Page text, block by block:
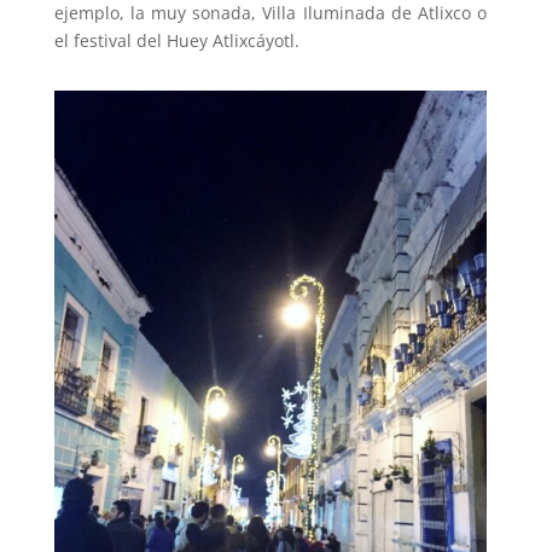
ejemplo, la muy sonada, Villa Iluminada de Atlixco o
el festival del Huey Atlixcáyotl.